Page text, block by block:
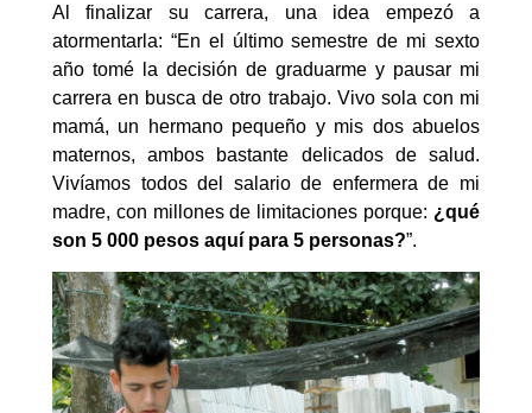
Al finalizar su carrera, una idea empezó a
atormentarla: “En el último semestre de mi sexto
año tomé la decisión de graduarme y pausar mi
carrera en busca de otro trabajo. Vivo sola con mi
mamá, un hermano pequeño y mis dos abuelos
maternos, ambos bastante delicados de salud.
Vivíamos todos del salario de enfermera de mi
madre, con millones de limitaciones porque: ¿qué
son 5 000 pesos aquí para 5 personas?”.